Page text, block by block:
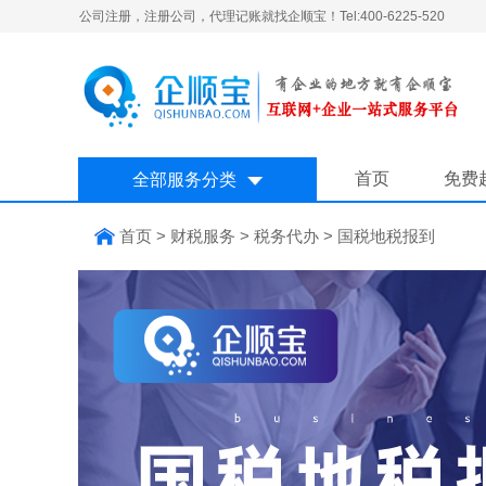
公司注册，注册公司，代理记账就找企顺宝！Tel:400-6225-520
全部服务分类 首页 免费
首页 > 财税服务 > 税务代办 > 国税地税报到